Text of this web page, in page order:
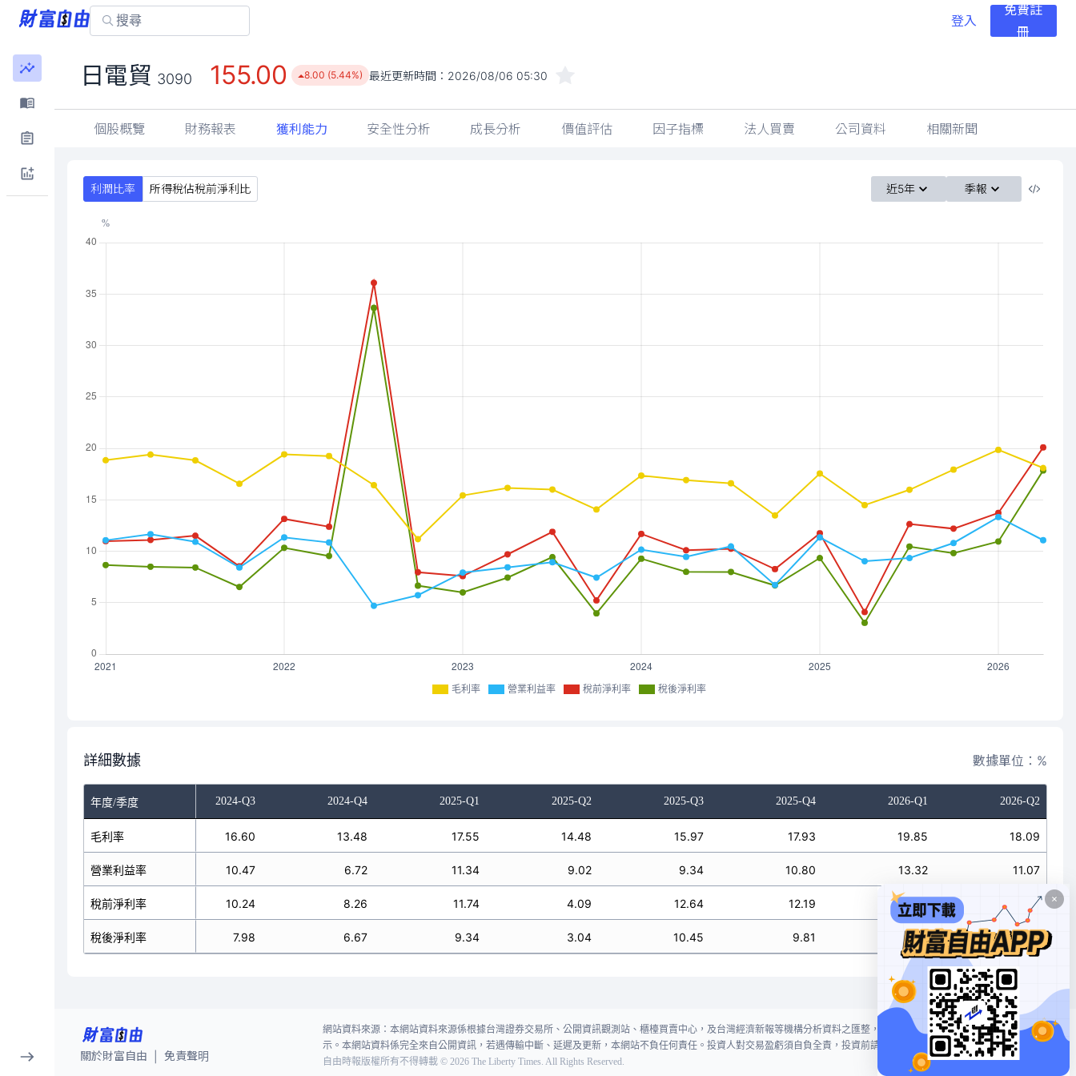
登入
免費註
冊
日電貿 3090 155.00 8.00 (5.44%) 最近更新時間： 2026/08/06 05:30
個股概覽 財務報表 獲利能力 安全性分析 成長分析 價值評估 因子指標 法人買賣 公司資料 相關新聞
利潤比率 所得稅佔稅前淨利比 近5年 季報
毛利率 營業利益率 稅前淨利率 稅後淨利率
詳細數據 數據單位：%
年度/季度
2024-Q2 2024-Q3 2024-Q4 2025-Q1 2025-Q2 2025-Q3 2025-Q4 2026-Q1 2026-Q2
毛利率
營業利益率
稅前淨利率
稅後淨利率
16.91 16.60 13.48 17.55 14.48 15.97 17.93 19.85 18.09
9.45 10.47 6.72 11.34 9.02 9.34 10.80 13.32 11.07
10.10 10.24 8.26 11.74 4.09 12.64 12.19 13.72 20.09
8.00 7.98 6.67 9.34 3.04 10.45 9.81 10.94 17.85
關於財富自由 免責聲明
網站資料來源：本網站資料來源係根據台灣證券交易所、公開資訊觀測站、櫃檯買賣中心，及台灣經濟新報等機構分析資料之匯整，本網站對投資人買賣不作任何建議或暗
示。本網站資料係完全來自公開資訊，若遇傳輸中斷、延遲及更新，本網站不負任何責任。投資人對交易盈虧須自負全責，投資前請謹慎評估風險。
自由時報版權所有不得轉載 © 2026 The Liberty Times. All Rights Reserved.